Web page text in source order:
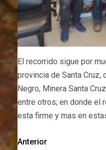
El recorrido sigue por
provincia de Santa Cruz,
Negro, Minera Santa
entre otros; en donde el
esta firme y mas en
Anterior